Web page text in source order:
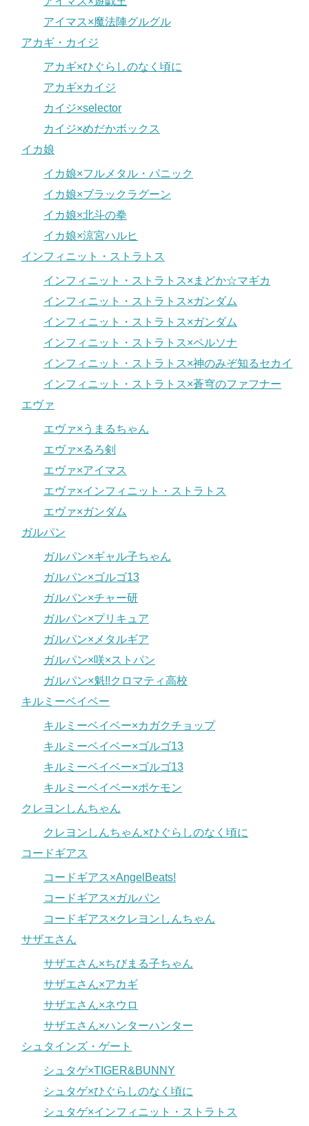
アイマス×魔法陣グルグル
アカギ・カイジ
アカギ×ひぐらしのなく頃に
アカギ×カイジ
カイジ×selector
カイジ×めだかボックス
イカ娘
イカ娘×フルメタル・パニック
イカ娘×ブラックラグーン
イカ娘×北斗の拳
イカ娘×涼宮ハルヒ
インフィニット・ストラトス
インフィニット・ストラトス×まどか☆マギカ
インフィニット・ストラトス×ガンダム
インフィニット・ストラトス×ガンダム
インフィニット・ストラトス×ペルソナ
インフィニット・ストラトス×神のみぞ知るセカイ
インフィニット・ストラトス×蒼穹のファフナー
エヴァ
エヴァ×うまるちゃん
エヴァ×るろ剣
エヴァ×アイマス
エヴァ×インフィニット・ストラトス
エヴァ×ガンダム
ガルパン
ガルパン×ギャル子ちゃん
ガルパン×ゴルゴ13
ガルパン×チャー研
ガルパン×プリキュア
ガルパン×メタルギア
ガルパン×咲×ストパン
ガルパン×魁!!クロマティ高校
キルミーベイベー
キルミーベイベー×カガクチョップ
キルミーベイベー×ゴルゴ13
キルミーベイベー×ゴルゴ13
キルミーベイベー×ポケモン
クレヨンしんちゃん
クレヨンしんちゃん×ひぐらしのなく頃に
コードギアス
コードギアス×AngelBeats!
コードギアス×ガルパン
コードギアス×クレヨンしんちゃん
サザエさん
サザエさん×ちびまる子ちゃん
サザエさん×アカギ
サザエさん×ネウロ
サザエさん×ハンターハンター
シュタインズ・ゲート
シュタゲ×TIGER&BUNNY
シュタゲ×ひぐらしのなく頃に
シュタゲ×インフィニット・ストラトス